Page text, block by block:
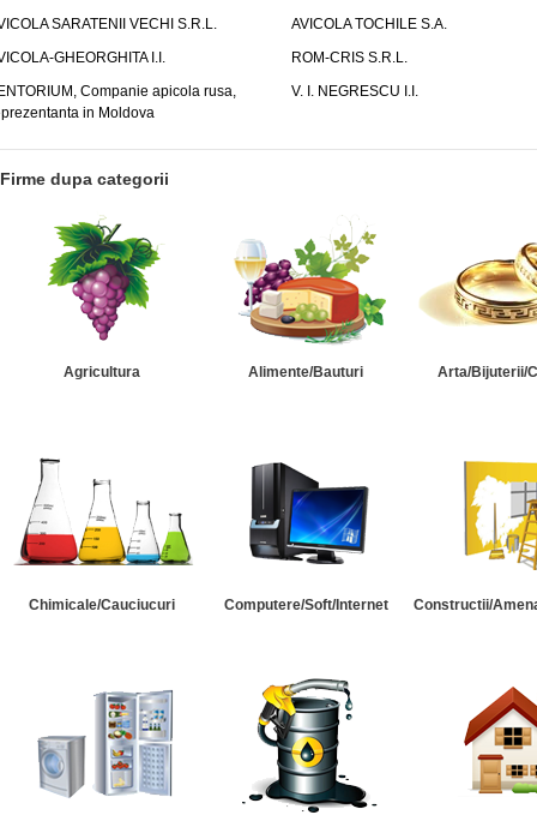
SARATENII VECHI S.R.L.
AVICOLA TOCHILE S.A.
GHEORGHITA I.I.
ROM-CRIS S.R.L.
Companie apicola rusa,
in Moldova
V. I. NEGRESCU I.I.
Firme dupa categorii
Agricultura Alimente/Bauturi Arta/Bijuterii/
Chimicale/Cauciucuri Computere/Soft/Internet Constructii/